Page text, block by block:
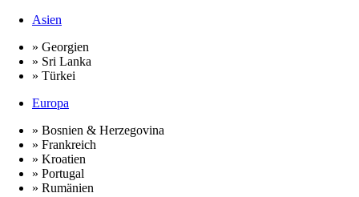
Asien
» Georgien
» Sri Lanka
» Türkei
Europa
» Bosnien & Herzegovina
» Frankreich
» Kroatien
» Portugal
» Rumänien